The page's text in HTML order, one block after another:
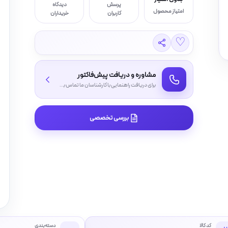
امتیاز محصول
پرسش
کاربران
دیدگاه
خریداران
♡
مشاوره و دریافت پیش‌فاکتور
برای دریافت راهنمایی با کارشناسان ما تماس بگیرید
بررسی تخصصی
کد کالا دسته‌بندی